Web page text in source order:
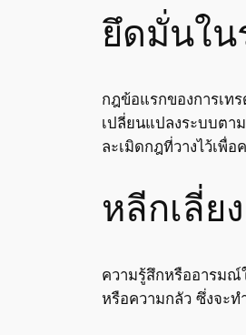
ยึดมั่นใน
กฎข้อแรกของการเท
เปลี่ยนแปลงระบบตา
ละเมิดกฎที่วางไว้เพื่อ
หลีกเลี่ย
ความรู้สึกหรืออารมณ์
หรือความกลัว ซึ่งจะท